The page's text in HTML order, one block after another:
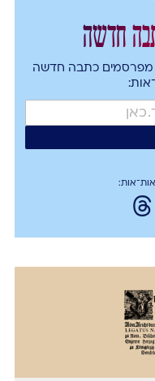
חדשה
מפרסמים כתבה חדשה